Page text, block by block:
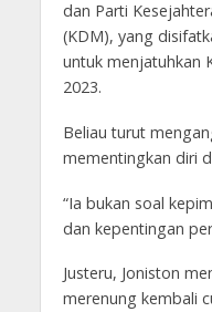
dan Parti
(KDM), yang
untuk menjatuhkan
2023.
Beliau turut
mementingkan diri
“Ia bukan soal
dan kepentingan
Justeru, Joniston
merenung kembali